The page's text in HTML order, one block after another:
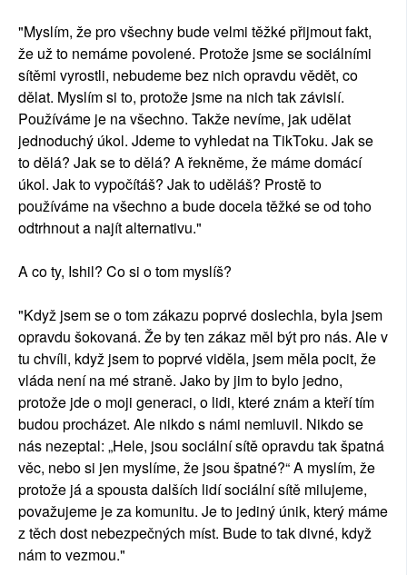
"Myslím, že pro všechny bude velmi těžké přijmout fakt,
že už to nemáme povolené. Protože jsme se sociálními
sítěmi vyrostli, nebudeme bez nich opravdu vědět, co
dělat. Myslím si to, protože jsme na nich tak závislí.
Používáme je na všechno. Takže nevíme, jak udělat
jednoduchý úkol. Jdeme to vyhledat na TikToku. Jak se
to dělá? Jak se to dělá? A řekněme, že máme domácí
úkol. Jak to vypočítáš? Jak to uděláš? Prostě to
používáme na všechno a bude docela těžké se od toho
odtrhnout a najít alternativu."
A co ty, Ishil? Co si o tom myslíš?
"Když jsem se o tom zákazu poprvé doslechla, byla jsem
opravdu šokovaná. Že by ten zákaz měl být pro nás. Ale v
tu chvíli, když jsem to poprvé viděla, jsem měla pocit, že
vláda není na mé straně. Jako by jim to bylo jedno,
protože jde o moji generaci, o lidi, které znám a kteří tím
budou procházet. Ale nikdo s námi nemluvil. Nikdo se
nás nezeptal: „Hele, jsou sociální sítě opravdu tak špatná
věc, nebo si jen myslíme, že jsou špatné?“ A myslím, že
protože já a spousta dalších lidí sociální sítě milujeme,
považujeme je za komunitu. Je to jediný únik, který máme
z těch dost nebezpečných míst. Bude to tak divné, když
nám to vezmou."